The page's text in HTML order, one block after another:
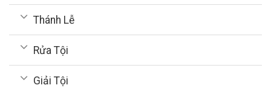
Thánh Lễ
Rửa Tội
Giải Tội